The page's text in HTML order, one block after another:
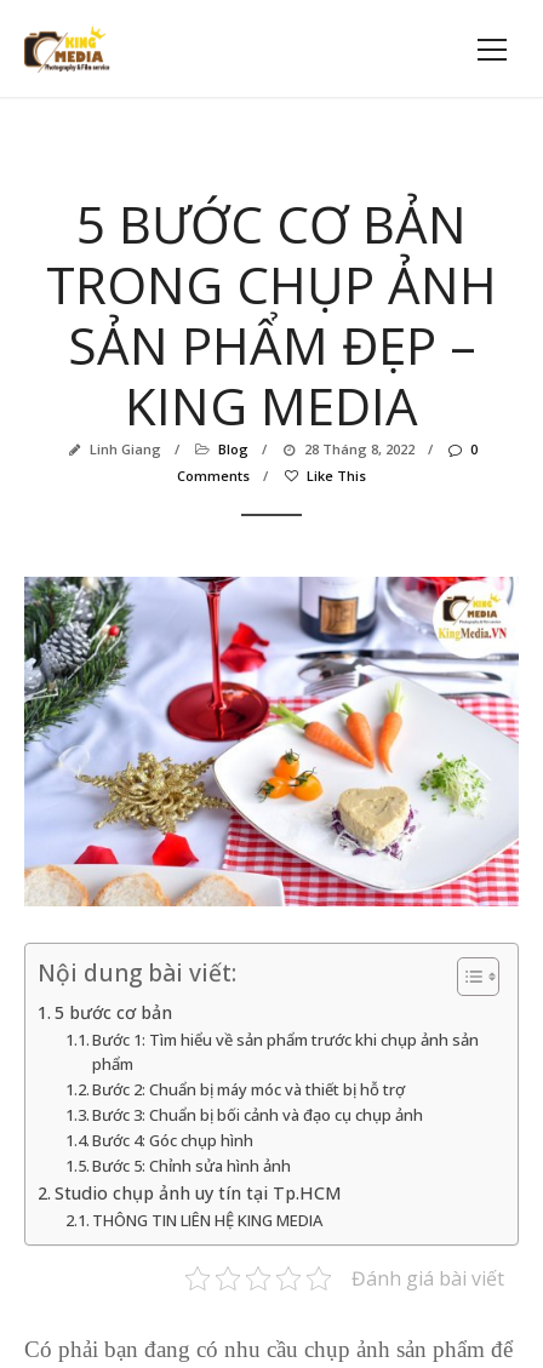
5 BƯỚC CƠ BẢN
TRONG CHỤP ẢNH
SẢN PHẨM ĐẸP –
KING MEDIA
Linh Giang / Blog / 28 Tháng 8, 2022 /
0
Comments
/ Like This
Nội dung bài viết:
5 bước cơ bản
Bước 1: Tìm hiểu về sản phẩm trước khi chụp ảnh sản
phẩm
Bước 2: Chuẩn bị máy móc và thiết bị hỗ trợ
Bước 3: Chuẩn bị bối cảnh và đạo cụ chụp ảnh
Bước 4: Góc chụp hình
Bước 5: Chỉnh sửa hình ảnh
Studio chụp ảnh uy tín tại Tp.HCM
THÔNG TIN LIÊN HỆ KING MEDIA
Đánh giá bài viết
Có phải bạn đang có nhu cầu chụp ảnh sản phẩm để